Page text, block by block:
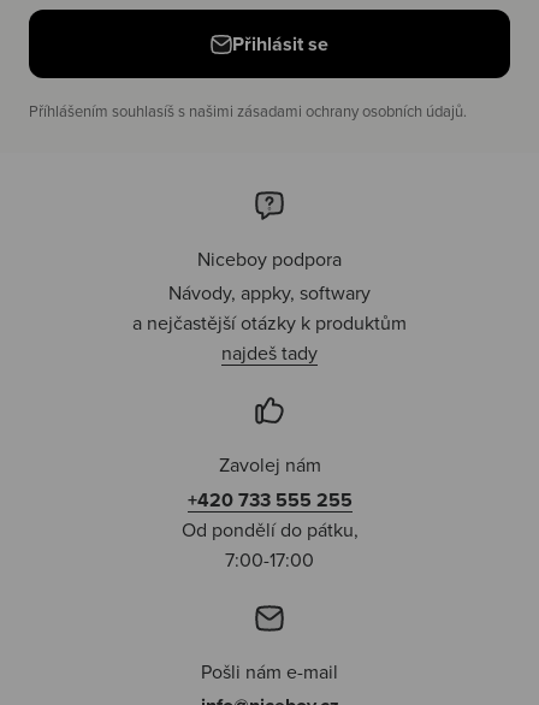
Přihlásit se
Příhlášením souhlasíš s našimi zásadami ochrany osobních údajů.
Niceboy podpora
Návody, appky, softwary
a nejčastější otázky k produktům
najdeš tady
Zavolej nám
+420 733 555 255
Od pondělí do pátku,
7:00-17:00
Pošli nám e-mail